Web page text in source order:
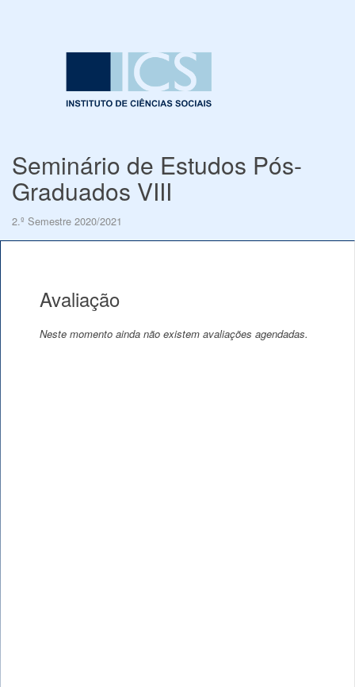
Seminário de Estudos Pós-
Graduados VIII
2.º Semestre 2020/2021
Avaliação
Neste momento ainda não existem avaliações agendadas.